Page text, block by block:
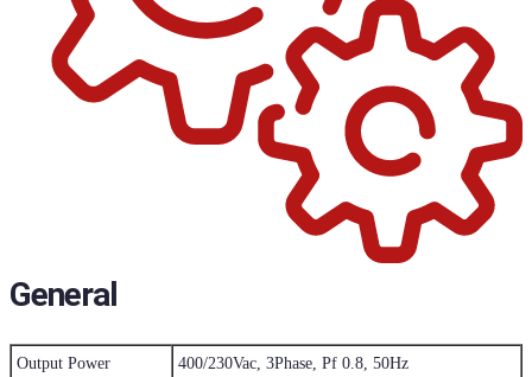
General
Output Power 400/230Vac, 3Phase, Pf 0.8, 50Hz